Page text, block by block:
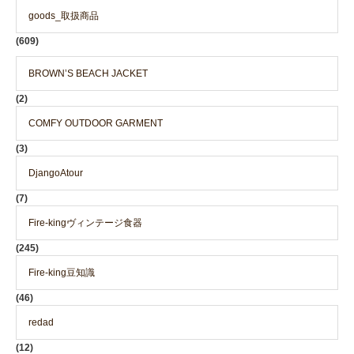
goods_取扱商品
(609)
BROWN’S BEACH JACKET
(2)
COMFY OUTDOOR GARMENT
(3)
DjangoAtour
(7)
Fire-kingヴィンテージ食器
(245)
Fire-king豆知識
(46)
redad
(12)